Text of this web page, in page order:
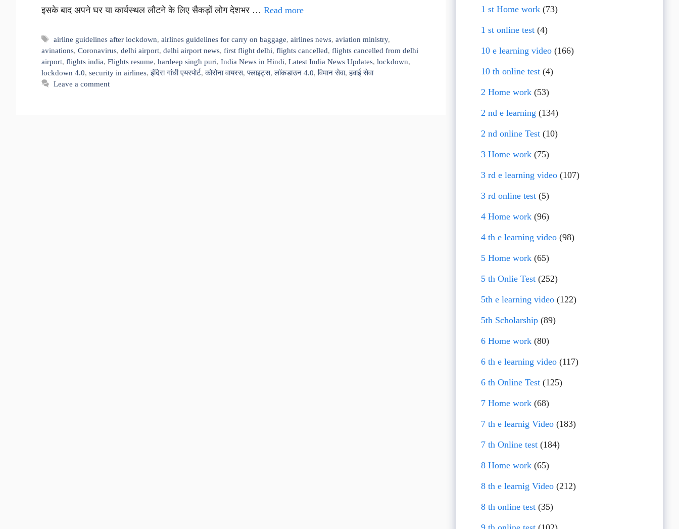
इसके बाद अपने घर या कार्यस्थल लौटने के लिए सैकड़ों लोग देशभर … Read more
Tags
airline guidelines after lockdown,airlines guidelines for carry on baggage,airlines news,aviation ministry,
avinations, Coronavirus, delhi airport, delhi airport news, first flight delhi, flights cancelled, flights cancelled from delhi
airport, flights india, Flights resume, hardeep singh puri, India News in Hindi, Latest India News Updates, lockdown,
lockdown 4.0, security in airlines,इंदिरा गांधी एयरपोर्ट,कोरोना वायरस,फ्लाइट्स,लॉकडाउन 4.0,विमान सेवा,हवाई सेवा
Leave a comment
1 st Home work(73)
1 st online test(4)
10 e learning video(166)
10 th online test(4)
2 Home work(53)
2 nd e learning (134)
2 nd online Test(10)
3 Home work(75)
3 rd e learning video(107)
3 rd online test(5)
4 Home work(96)
4 th e learning video(98)
5 Home work(65)
5 th Onlie Test(252)
5th e learning video(122)
5th Scholarship(89)
6 Home work(80)
6 th e learning video(117)
6 th Online Test(125)
7 Home work(68)
7 th e learnig Video(183)
7 th Online test(184)
8 Home work(65)
8 th e learnig Video(212)
8 th online test(35)